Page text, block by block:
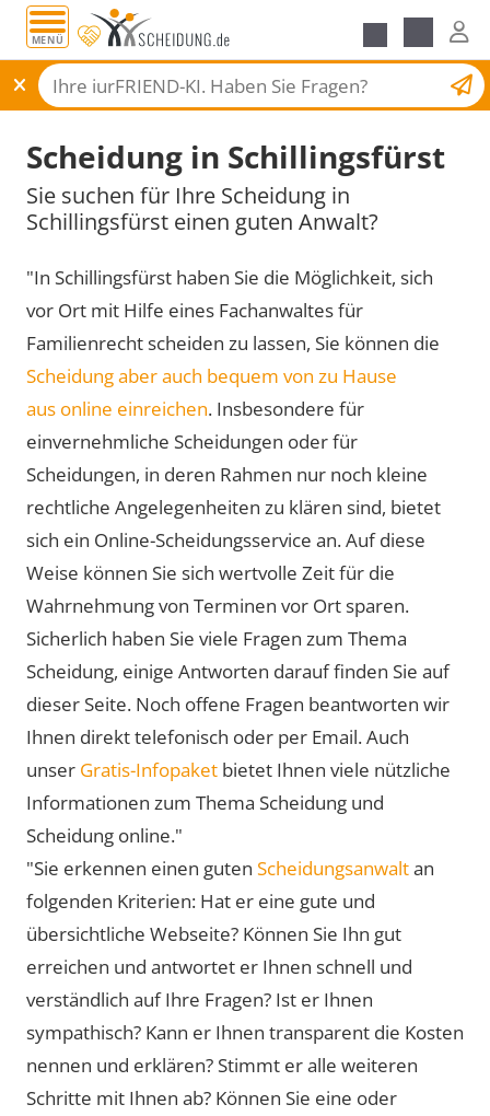
MENÜ
Scheidungsantrag
Scheidung in Schillingsfürst
Sie suchen für Ihre Scheidung in
Schillingsfürst einen guten Anwalt?
"In Schillingsfürst haben Sie die Möglichkeit, sich
vor Ort mit Hilfe eines Fachanwaltes für
Familienrecht scheiden zu lassen, Sie können die
Scheidung aber auch bequem von zu Hause
aus online einreichen. Insbesondere für
einvernehmliche Scheidungen oder für
Scheidungen, in deren Rahmen nur noch kleine
rechtliche Angelegenheiten zu klären sind, bietet
sich ein Online-Scheidungsservice an. Auf diese
Weise können Sie sich wertvolle Zeit für die
Wahrnehmung von Terminen vor Ort sparen.
Sicherlich haben Sie viele Fragen zum Thema
Scheidung, einige Antworten darauf finden Sie auf
dieser Seite. Noch offene Fragen beantworten wir
Ihnen direkt telefonisch oder per Email. Auch
unser Gratis-Infopaket bietet Ihnen viele nützliche
Informationen zum Thema Scheidung und
Scheidung online."
"Sie erkennen einen guten Scheidungsanwaltan
folgenden Kriterien: Hat er eine gute und
übersichtliche Webseite? Können Sie Ihn gut
erreichen und antwortet er Ihnen schnell und
verständlich auf Ihre Fragen? Ist er Ihnen
sympathisch? Kann er Ihnen transparent die Kosten
nennen und erklären? Stimmt er alle weiteren
Schritte mit Ihnen ab? Können Sie eine oder